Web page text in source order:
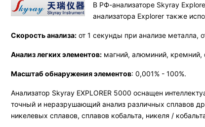
В РФ-анализаторе Skyray
анализатора Explorer также
Скорость анализа: от 1 секунды при анализе металла,
Анализ легких элементов: магний, алюминий, кремний,
Масштаб обнаружения элементов: 0,001% - 100%.
Анализатор Skyray EXPLORER 5000 оснащен
точный и неразрушающий анализ различных сплавов
никелевых сплавов, сплавов кобальта, никеля /